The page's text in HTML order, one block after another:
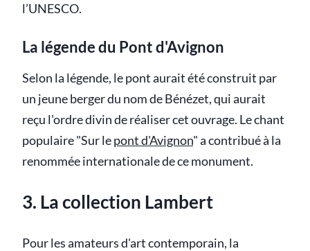
l’UNESCO.
La légende du Pont d'Avignon
Selon la légende, le pont aurait été construit par
un jeune berger du nom de Bénézet, qui aurait
reçu l'ordre divin de réaliser cet ouvrage. Le chant
populaire "Sur lepont d'Avignon" a contribué à la
renommée internationale de ce monument.
3. La collection Lambert
Pour les amateurs d'art contemporain, la